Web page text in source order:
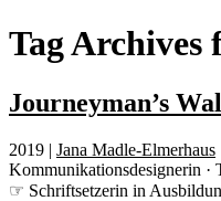
Tag Archives
Journeyman’s
2019 | Jana Madle-Elmerhaus
Kommunikationsdesignerin ·
☞ Schriftsetzerin in